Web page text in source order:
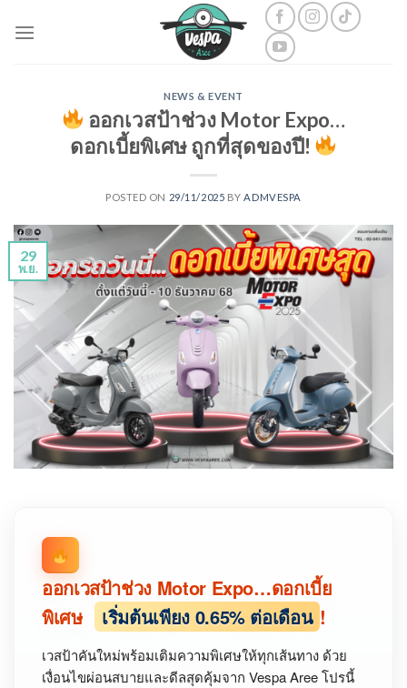
NEWS & EVENT
ออกเวสป้าช่วง Motor Expo…
ดอกเบี้ยพิเศษ ถูกที่สุดของปี!
POSTED ON 29/11/2025 BY ADMVESPA
29
พ.ย.
ออกเวสป้าช่วง Motor Expo…ดอกเบี้ย
พิเศษ
เริ่มต้นเพียง 0.65% ต่อเดือน !
เวสป้าคันใหม่พร้อมเติมความพิเศษให้ทุกเส้นทาง ด้วย
เงื่อนไขผ่อนสบายและดีลสุดคุ้มจาก Vespa Aree โปรนี้